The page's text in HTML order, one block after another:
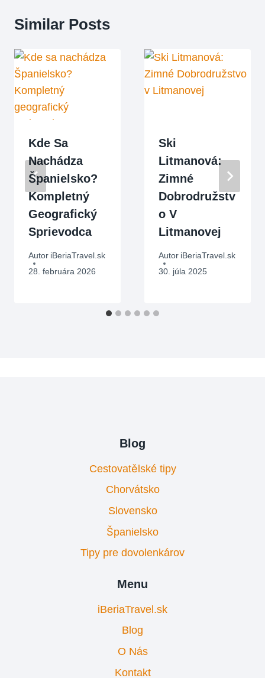
Similar Posts
Kde Sa
Nachádza
Španielsko?
Kompletný
Geografický
Sprievodca
Autor iBeriaTravel.sk
28. februára 2026
Ski
Litmanová:
Zimné
Dobrodružstv
O V
Litmanovej
Autor iBeriaTravel.sk
30. júla 2025
Blog
Cestovatělské tipy
Chorvátsko
Slovensko
Španielsko
Tipy pre dovolenkárov
Menu
iBeriaTravel.sk
Blog
O Nás
Kontakt